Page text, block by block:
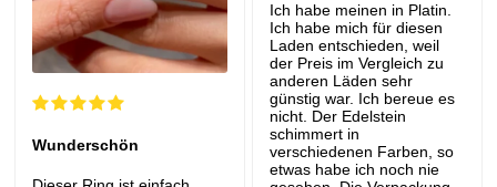
Ich habe meinen in Platin.
Ich habe mich für diesen
Laden entschieden, weil
der Preis im Vergleich zu
anderen Läden sehr
günstig war. Ich bereue es
nicht. Der Edelstein
schimmert in
verschiedenen Farben, so
etwas habe ich noch nie
Wunderschön